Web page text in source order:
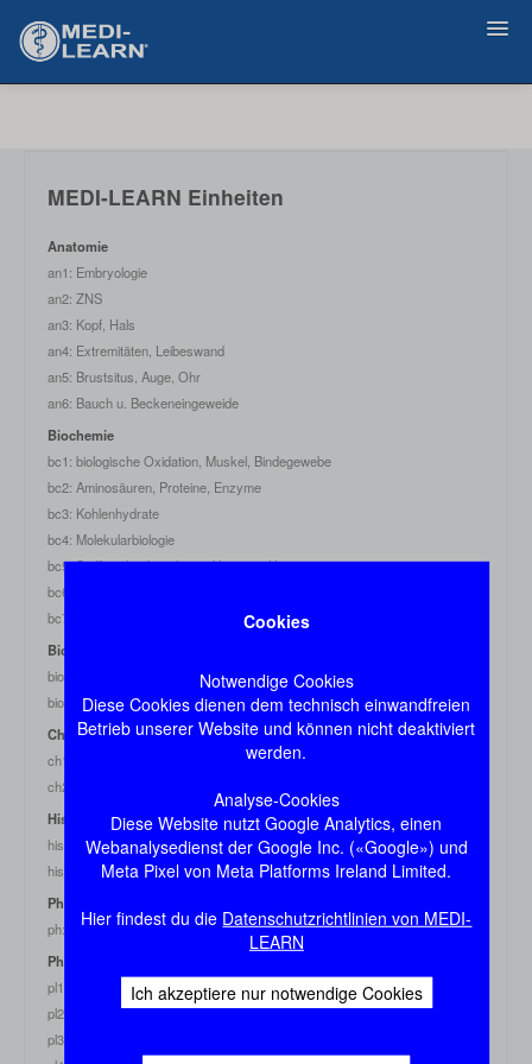
Cookies
Notwendige Cookies
Diese Cookies dienen dem technisch einwandfreien
Betrieb unserer Website und können nicht deaktiviert
werden.
Analyse-Cookies
Diese Website nutzt Google Analytics, einen
Webanalysedienst der Google Inc. («Google») und
Meta Pixel von Meta Platforms Ireland Limited.
Hier findest du die Datenschutzrichtlinien von MEDI-
LEARN
Ich akzeptiere nur notwendige Cookies
MEDI-LEARN Einheiten
Anatomie
an1: Embryologie
an2: ZNS
an3: Kopf, Hals
an4: Extremitäten, Leibeswand
an5: Brustsitus, Auge, Ohr
an6: Bauch u. Beckeneingeweide
Biochemie
bc1: biologische Oxidation, Muskel, Bindegewebe
bc2: Aminosäuren, Proteine, Enzyme
bc3: Kohlenhydrate
bc4: Molekularbiologie
bc5: Stoffwechselregulation, Vitamine, Hormone
bc6: Immunologie, Blut
bc7: Nahrung, Fette, Verdauung, Leber
Biologie
bio1: Genetik, Zytologie I
bio2: Zytologie II, Mikrobiologie
Chemie
ch1: anorganische Chemie
ch2: organische Chemie
Histologie
his1: allgemeine Histologie
his2: spezielle Histologie
Physik
ph: Physik
Physiologie
pl1: Allg. Physiologie, Niere
pl2: Hormone, Ernährung, Energiehaushalt, ZNS, Leistung
pl3: Neuro- und Sinnesphysiologie